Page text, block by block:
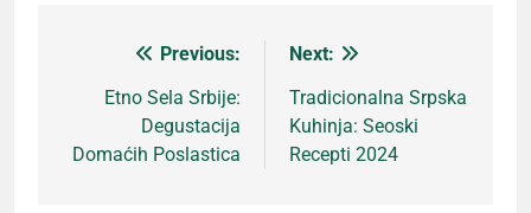
Кретање
чланка
Previous:
Etno Sela Srbije:
Degustacija
Domaćih Poslastica
Next:
Tradicionalna Srpska
Kuhinja: Seoski
Recepti 2024